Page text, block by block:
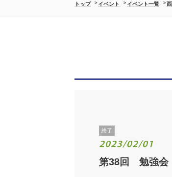
トップ イベント イベント一覧
終了
2023/02/01
第38回 勉強会